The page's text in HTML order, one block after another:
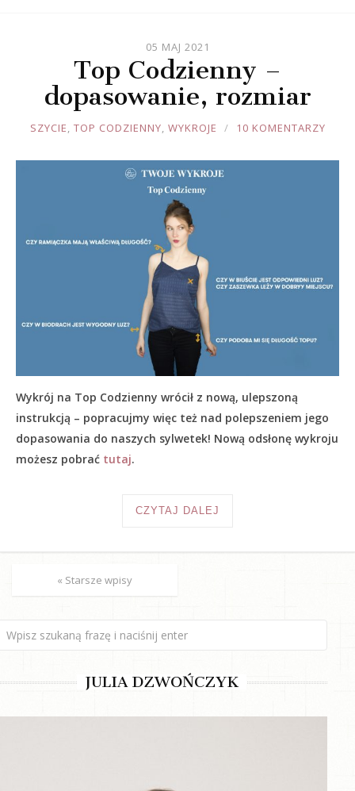
05 MAJ 2021
Top Codzienny –
dopasowanie, rozmiar
JOULE
SZYCIE, TOP CODZIENNY, WYKROJE 10 KOMENTARZY
Wykrój na Top Codzienny wrócił z nową, ulepszoną
instrukcją – popracujmy więc też nad polepszeniem jego
dopasowania do naszych sylwetek! Nową odsłonę wykroju
możesz pobrać tutaj.
CZYTAJ DALEJ
« Starsze wpisy
JULIA DZWOŃCZYK